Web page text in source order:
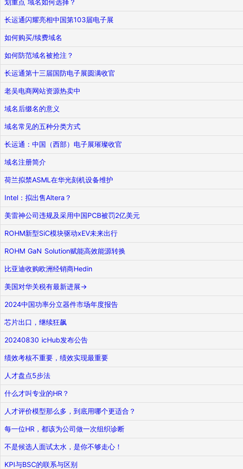
划重点 域名如何选择？
长运通闪耀亮相中国第103届电子展
如何购买/续费域名
如何防范域名被抢注？
长运通第十三届国防电子展圆满收官
老吴电商网站资源热卖中
域名后缀名的意义
域名常见的五种分类方式
长运通：中国（西部）电子展璀璨收官
域名注册简介
荷兰拟禁ASML在华光刻机设备维护
Intel：拟出售Altera？
美雷神公司违规及采用中国PCB被罚2亿美元
ROHM新型SiC模块驱动xEV未来出行
ROHM GaN Solution赋能高效能源转换
比亚迪收购欧洲经销商Hedin
美国对华关税有最新进展→
2024中国功率分立器件市场年度报告
芯片出口，继续狂飙
20240830 icHub发布公告
绩效考核不重要，绩效实现最重要
人才盘点5步法
什么才叫专业的HR？
人才评价模型那么多，到底用哪个更适合？
每一位HR，都该为公司做一次组织诊断
不是候选人面试太水，是你不够走心！
KPI与BSC的联系与区别